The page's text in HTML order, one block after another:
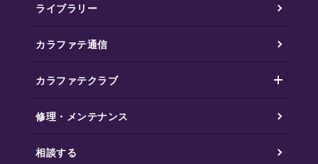
ライブラリー
カラファテ通信
カラファテクラブ
修理・メンテナンス
相談する